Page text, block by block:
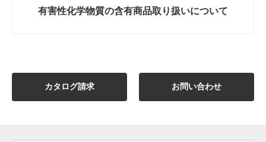
有害性化学物質の含有商品取り扱いについて
カタログ請求 お問い合わせ